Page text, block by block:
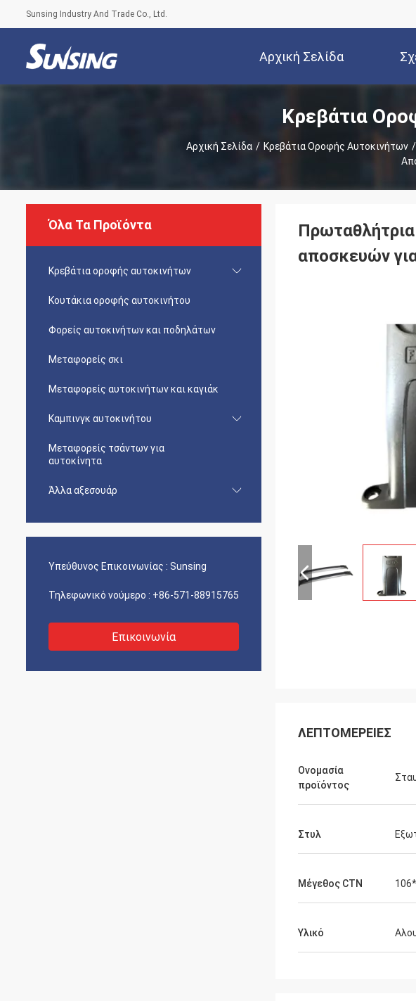
Sunsing Industry And Trade Co., Ltd.
Αρχική Σελίδα
Κρεβάτια
Αρχική Σελίδα / Κρεβάτια Οροφής Αυτοκινήτων /
Όλα Τα Προϊόντα
Κρεβάτια οροφής αυτοκινήτων
Κουτάκια οροφής αυτοκινήτου
Φορείς αυτοκινήτων και ποδηλάτων
Μεταφορείς σκι
Μεταφορείς αυτοκινήτων και καγιάκ
Καμπινγκ αυτοκινήτου
Μεταφορείς τσάντων για
αυτοκίνητα
Άλλα αξεσουάρ
Υπεύθυνος Επικοινωνίας : Sunsing
Τηλεφωνικό νούμερο : +86-571-88915765
Επικοινωνία
αποσκευών
ΛΕΠΤΟΜΈΡΕΙΕΣ
Ονομασία
προϊόντος
Στυλ
Μέγεθος CTN
Υλικό